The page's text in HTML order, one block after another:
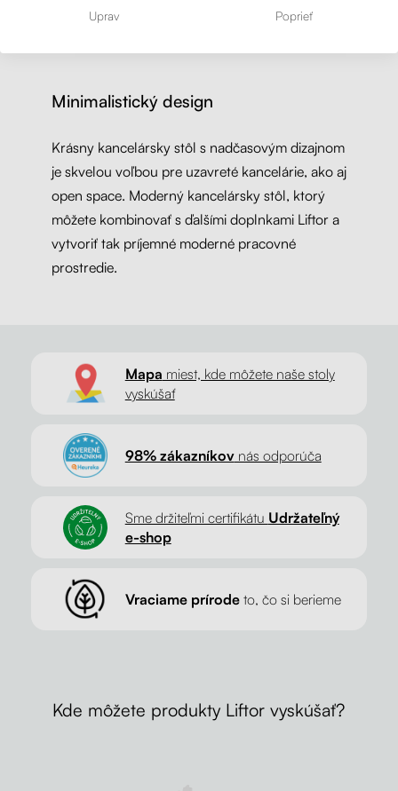
Minimalistický design
Krásny kancelársky stôl s nadčasovým dizajnom
je skvelou voľbou pre uzavreté kancelárie, ako aj
open space. Moderný kancelársky stôl, ktorý
môžete kombinovať s ďalšími doplnkami Liftor a
vytvoriť tak príjemné moderné pracovné
prostredie.
Mapa miest, kde môžete naše stoly
vyskúšať
98% zákazníkovnás odporúča
Sme držiteľmi certifikátu Udržateľný
e-shop
Vraciame prírodeto, čo si berieme
Kde môžete produkty Liftor vyskúšať?
Uprav Poprieť